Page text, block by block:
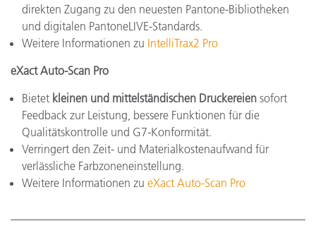
direkten Zugang zu den neuesten Pantone-Bibliotheken
und digitalen PantoneLIVE-Standards.
Weitere Informationen zu IntelliTrax2 Pro
eXact Auto-Scan Pro
Bietet kleinen und mittelständischen Druckereien sofort
Feedback zur Leistung, bessere Funktionen für die
Qualitätskontrolle und G7-Konformität.
Verringert den Zeit- und Materialkostenaufwand für
verlässliche Farbzoneneinstellung.
Weitere Informationen zu eXact Auto-Scan Pro